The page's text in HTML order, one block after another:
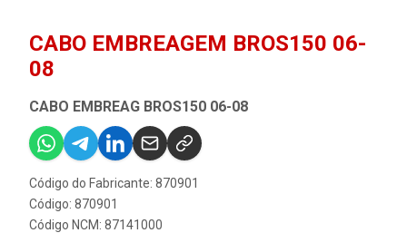
CABO EMBREAGEM BROS150 06-
08
CABO EMBREAG BROS150 06-08
Código do Fabricante: 870901
Código: 870901
Código NCM: 87141000